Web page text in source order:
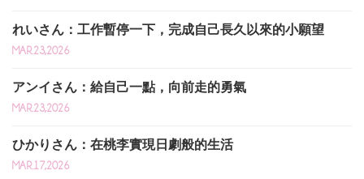
れいさん：工作暫停一下，完成自己長久以來的小願望
MAR.23,2026
アンイさん：給自己一點，向前走的勇氣
MAR.23,2026
ひかりさん：在桃李實現日劇般的生活
MAR.17,2026